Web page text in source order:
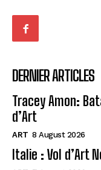
DERNIER ARTICLES
Tracey Amon:
d’Art
ART 8 August 2026
Italie : Vol d’Art